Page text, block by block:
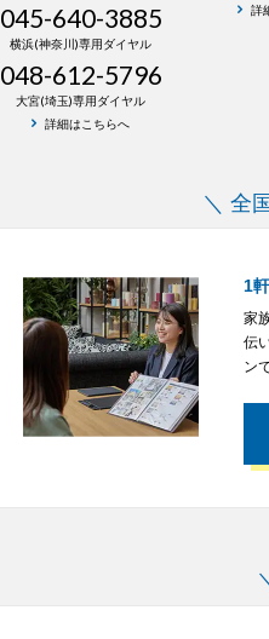
045-640-3885
横浜(神奈川)専用ダイヤル
048-612-5796
大宮(埼玉)専用ダイヤル
詳細はこちらへ
詳
＼ 全
1
家
伝
ン